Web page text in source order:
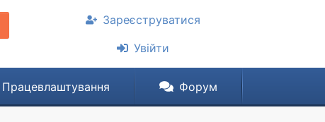
Зареєструватися
Увійти
Працевлаштування Форум